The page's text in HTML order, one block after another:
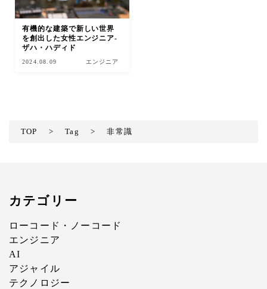
BlueMeme
有機的な建築で新しい世界
を創出した女性エンジニア-
ザハ・ハディド
2024.08.09 エンジニア
TOP > Tag > 非常識
カテゴリー
ローコード・ノーコード
エンジニア
AI
アジャイル
テクノロジー